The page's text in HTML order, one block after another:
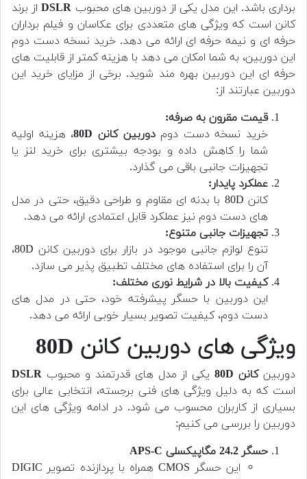
برداری باشد. این مدل یکی از دوربین های محبوب DSLRاز برند
کانن است که ویژگی های متعددی برای عکاسان و فیلم برداران
حرفه ای و نیمه حرفه ای ارائه می دهد. خرید نسخه دست دوم
این دوربین، به شما امکان می دهد با هزینه کمتر از قابلیت های
حرفه ای این دوربین بهره مند شوید. برخی از مزایای خرید این
دوربین عبارتند از:
قیمت مقرون به صرفه:
خرید نسخه دست دومدوربین کانن 80D
، هزینه اولیه
شما را کاهش داده و بودجه بیشتری برای خرید لنز یا
تجهیزات جانبی باقی می گذارد.
عملکرد پایدار:
کانن 80D با بدنه ای مقاوم و طراحی دقیق، حتی در مدل
های دست دوم نیز عملکرد قابل اعتمادی ارائه می دهد.
تجهیزات جانبی متنوع:
تنوع لوازم جانبی موجود در بازار برای دوربین کانن 80D،
آن را برای استفاده های مختلف تطبیق پذیر می سازد.
کیفیت بالا در شرایط نوری مختلف:
این دوربین با حسگر پیشرفته خود، حتی در مدل های
دست دوم، کیفیت تصویر بسیار خوبی ارائه می دهد.
ویژگی های دوربین کانن 80D
دوربینکانن 80D یکی از مدل های قدرتمند و محبوب DSLR
است که به دلیل ویژگی های فنی برجسته، انتخابی عالی برای
بسیاری از کاربران محسوب می شود. در ادامه ویژگی های این
دوربین را بررسی می کنیم:
حسگر 24.2 مگاپیکسلی APS-C
این حسگر CMOS همراه با پردازنده تصویر DIGIC